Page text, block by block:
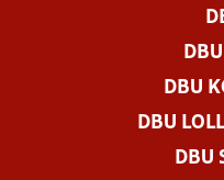
DBU
DBU
DBU